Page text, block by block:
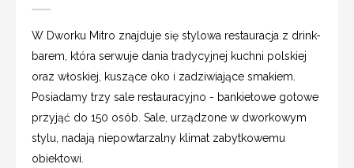
W Dworku Mitro znajduje się stylowa restauracja z drink-
barem, która serwuje dania tradycyjnej kuchni polskiej
oraz włoskiej, kuszące oko i zadziwiające smakiem.
Posiadamy trzy sale restauracyjno - bankietowe gotowe
przyjąć do 150 osób. Sale, urządzone w dworkowym
stylu, nadają niepowtarzalny klimat zabytkowemu
obiektowi.